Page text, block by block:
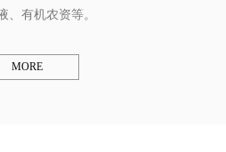
、有机农资等。
MORE